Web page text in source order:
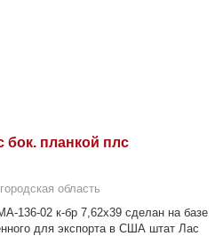
бок. планкой плс
область
136-02 к-бр 7,62х39 сделан на базе
для экспорта в США штат Лас